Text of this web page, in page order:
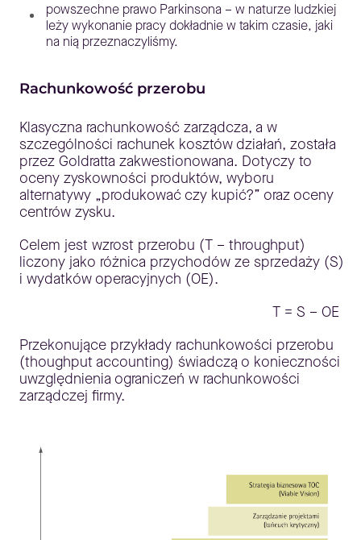
powszechne prawo Parkinsona – w naturze ludzkiej
leży wykonanie pracy dokładnie w takim czasie, jaki
na nią przeznaczyliśmy.
Rachunkowość przerobu
Klasyczna rachunkowość zarządcza, a w
szczególności rachunek kosztów działań, została
przez Goldratta zakwestionowana. Dotyczy to
oceny zyskowności produktów, wyboru
alternatywy „produkować czy kupić?” oraz oceny
centrów zysku.
Celem jest wzrost przerobu (T – throughput)
liczony jako różnica przychodów ze sprzedaży (S)
i wydatków operacyjnych (OE).
T = S – OE
Przekonujące przykłady rachunkowości przerobu
(thoughput accounting) świadczą o konieczności
uwzględnienia ograniczeń w rachunkowości
zarządczej firmy.